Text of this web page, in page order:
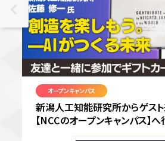
オープンキャンパス
新潟人工知能研究所からゲスト
【NCCのオープンキャンパス】へ